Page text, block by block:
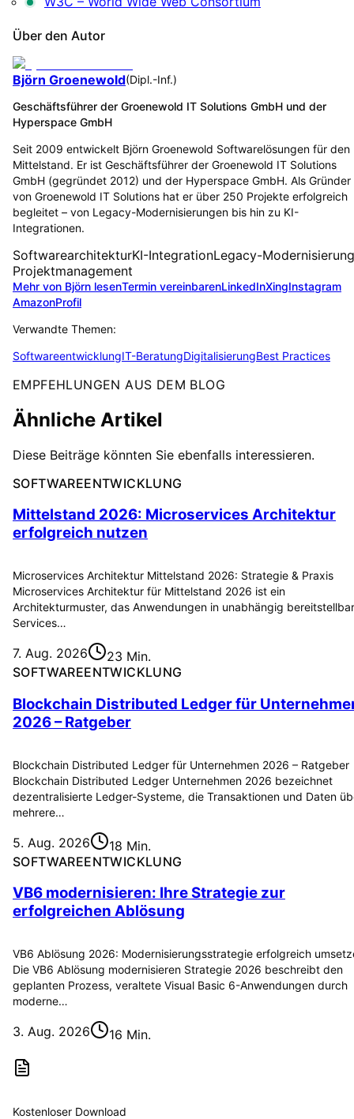
Über den Autor
Björn Groenewold(Dipl.-Inf.)
Geschäftsführer der Groenewold IT Solutions GmbH und der
Hyperspace GmbH
Seit 2009 entwickelt Björn Groenewold Softwarelösungen für den
Mittelstand. Er ist Geschäftsführer der Groenewold IT Solutions
GmbH (gegründet 2012) und der Hyperspace GmbH. Als Gründer
von Groenewold IT Solutions hat er über 250 Projekte erfolgreich
begleitet – von Legacy-Modernisierungen bis hin zu KI-
Integrationen.
SoftwarearchitekturKI-IntegrationLegacy-Modernisierung
Projektmanagement
Mehr von Björn lesenTermin vereinbarenLinkedInXingInstagram
AmazonProfil
Verwandte Themen:
SoftwareentwicklungIT-BeratungDigitalisierungBest Practices
EMPFEHLUNGEN AUS DEM BLOG
Ähnliche Artikel
Diese Beiträge könnten Sie ebenfalls interessieren.
SOFTWAREENTWICKLUNG
Mittelstand 2026: Microservices Architektur
erfolgreich nutzen
Microservices Architektur Mittelstand 2026: Strategie & Praxis
Microservices Architektur für Mittelstand 2026 ist ein
Architekturmuster, das Anwendungen in unabhängig
Services…
7. Aug. 2026
23 Min.
SOFTWAREENTWICKLUNG
Blockchain Distributed Ledger für
2026 – Ratgeber
Blockchain Distributed Ledger für Unternehmen 2026 – Ratgeber
Blockchain Distributed Ledger Unternehmen 2026 bezeichnet
dezentralisierte Ledger-Systeme, die Transaktionen und Daten
mehrere…
5. Aug. 2026
18 Min.
SOFTWAREENTWICKLUNG
VB6 modernisieren: Ihre Strategie zur
erfolgreichen Ablösung
VB6 Ablösung 2026: Modernisierungsstrategie erfolgreich
Die VB6 Ablösung modernisieren Strategie 2026 beschreibt den
geplanten Prozess, veraltete Visual Basic 6-Anwendungen durch
moderne…
3. Aug. 2026 16 Min.
Kostenloser Download